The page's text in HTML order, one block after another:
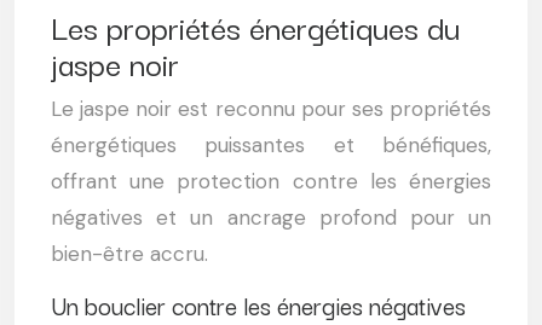
Les propriétés énergétiques du
jaspe noir
Le jaspe noir est reconnu pour ses propriétés
énergétiques puissantes et bénéfiques,
offrant une protection contre les énergies
négatives et un ancrage profond pour un
bien-être accru.
Un bouclier contre les énergies négatives